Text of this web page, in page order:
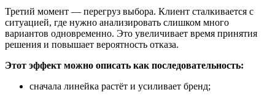
Третий момент — перегруз выбора. Клиент сталкивается с
ситуацией, где нужно анализировать слишком много
вариантов одновременно. Это увеличивает время принятия
решения и повышает вероятность отказа.
Этот эффект можно описать как последовательность:
сначала линейка растёт и усиливает бренд;